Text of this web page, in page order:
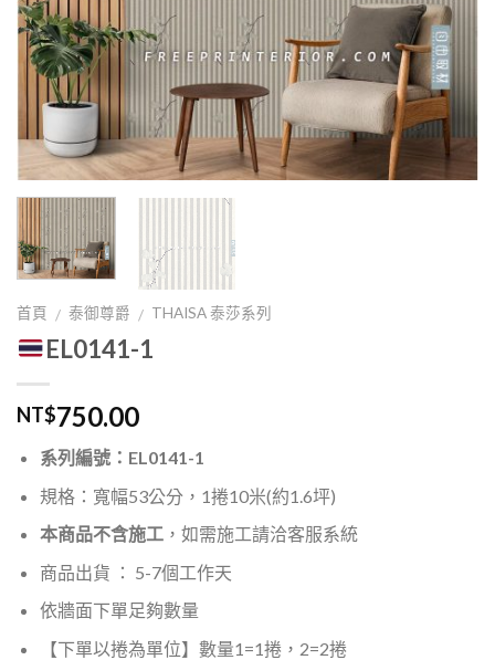
首頁 / 泰御尊爵 / THAISA 泰莎系列
EL0141-1
NT$750.00
系列編號：EL0141-1
規格：寬幅53公分，1捲10米(約1.6坪)
本商品不含施工，如需施工請洽客服系統
商品出貨 ： 5-7個工作天
依牆面下單足夠數量
【下單以捲為單位】數量1=1捲，2=2捲